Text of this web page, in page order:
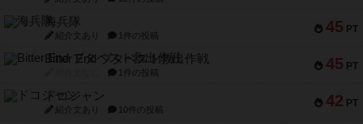
45 PT
海兵隊
紹介文あり 1件の投稿
45 PT
Bitter End ブタペスト救出作戦
1件の投稿
42 PT
ドコジャン
紹介文あり 10件の投稿